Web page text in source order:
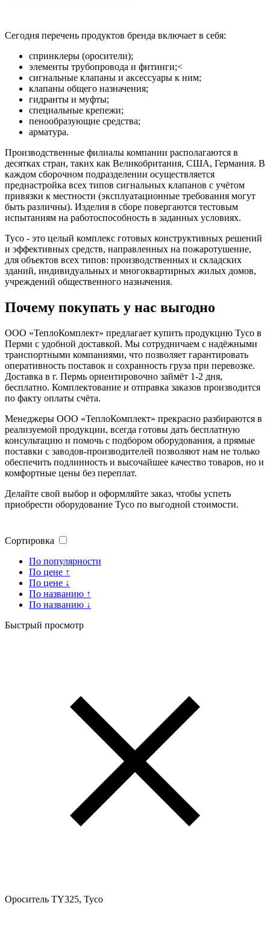
Сегодня перечень продуктов бренда включает в себя:
спринклеры (оросители);
элементы трубопровода и фитинги;<
сигнальные клапаны и аксессуары к ним;
клапаны общего назначения;
гидранты и муфты;
специальные крепежи;
пенообразующие средства;
арматура.
Производственные филиалы компании располагаются в
десятках стран, таких как Великобритания, США, Германия. В
каждом сборочном подразделении осуществляется
преднастройка всех типов сигнальных клапанов с учётом
привязки к местности (эксплуатационные требования могут
быть различны). Изделия в сборе повергаются тестовым
испытаниям на работоспособность в заданных условиях.
Tyco - это целый комплекс готовых конструктивных решений
и эффективных средств, направленных на пожаротушение,
для объектов всех типов: производственных и складских
зданий, индивидуальных и многоквартирных жилых домов,
учреждений общественного назначения.
Почему покупать у нас выгодно
ООО «ТеплоКомплект» предлагает купить продукцию Tyco в
Перми с удобной доставкой. Мы сотрудничаем с надёжными
транспортными компаниями, что позволяет гарантировать
оперативность поставок и сохранность груза при перевозке.
Доставка в г. Пермь ориентировочно займёт 1-2 дня,
бесплатно. Комплектование и отправка заказов производится
по факту оплаты счёта.
Менеджеры ООО «ТеплоКомплект» прекрасно разбираются в
реализуемой продукции, всегда готовы дать бесплатную
консультацию и помочь с подбором оборудования, а прямые
поставки с заводов-производителей позволяют нам не только
обеспечить подлинность и высочайшее качество товаров, но и
комфортные цены без переплат.
Делайте свой выбор и оформляйте заказ, чтобы успеть
приобрести оборудование Tyco по выгодной стоимости.
Сортировка
По популярности
По цене ↑
По цене ↓
По названию ↑
По названию ↓
Быстрый просмотр
Ороситель TY325, Tyco